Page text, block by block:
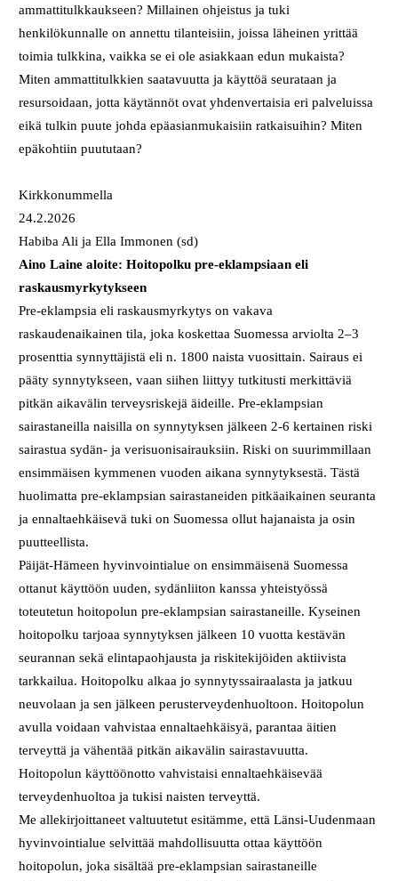
ammattitulkkaukseen? Millainen ohjeistus ja tuki
henkilökunnalle on annettu tilanteisiin, joissa läheinen yrittää
toimia tulkkina, vaikka se ei ole asiakkaan edun mukaista?
Miten ammattitulkkien saatavuutta ja käyttöä seurataan ja
resursoidaan, jotta käytännöt ovat yhdenvertaisia eri palveluissa
eikä tulkin puute johda epäasianmukaisiin ratkaisuihin? Miten
epäkohtiin puututaan?
Kirkkonummella
24.2.2026
Habiba Ali ja Ella Immonen (sd)
Aino Laine aloite: Hoitopolku pre-eklampsiaan eli
raskausmyrkytykseen
Pre-eklampsia eli raskausmyrkytys on vakava
raskaudenaikainen tila, joka koskettaa Suomessa arviolta 2–3
prosenttia synnyttäjistä eli n. 1800 naista vuosittain. Sairaus ei
pääty synnytykseen, vaan siihen liittyy tutkitusti merkittäviä
pitkän aikavälin terveysriskejä äideille. Pre-eklampsian
sairastaneilla naisilla on synnytyksen jälkeen 2-6 kertainen riski
sairastua sydän- ja verisuonisairauksiin. Riski on suurimmillaan
ensimmäisen kymmenen vuoden aikana synnytyksestä. Tästä
huolimatta pre-eklampsian sairastaneiden pitkäaikainen seuranta
ja ennaltaehkäisevä tuki on Suomessa ollut hajanaista ja osin
puutteellista.
Päijät-Hämeen hyvinvointialue on ensimmäisenä Suomessa
ottanut käyttöön uuden, sydänliiton kanssa yhteistyössä
toteutetun hoitopolun pre-eklampsian sairastaneille. Kyseinen
hoitopolku tarjoaa synnytyksen jälkeen 10 vuotta kestävän
seurannan sekä elintapaohjausta ja riskitekijöiden aktiivista
tarkkailua. Hoitopolku alkaa jo synnytyssairaalasta ja jatkuu
neuvolaan ja sen jälkeen perusterveydenhuoltoon. Hoitopolun
avulla voidaan vahvistaa ennaltaehkäisyä, parantaa äitien
terveyttä ja vähentää pitkän aikavälin sairastavuutta.
Hoitopolun käyttöönotto vahvistaisi ennaltaehkäisevää
terveydenhuoltoa ja tukisi naisten terveyttä.
Me allekirjoittaneet valtuutetut esitämme, että Länsi-Uudenmaan
hyvinvointialue selvittää mahdollisuutta ottaa käyttöön
hoitopolun, joka sisältää pre-eklampsian sairastaneille